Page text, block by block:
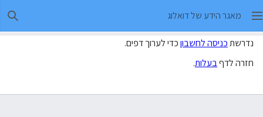
מאגר הידע של דואלוג
נדרשתכניסה לחשבוןכדי לערוך דפים.
חזרה לדףבעלות.